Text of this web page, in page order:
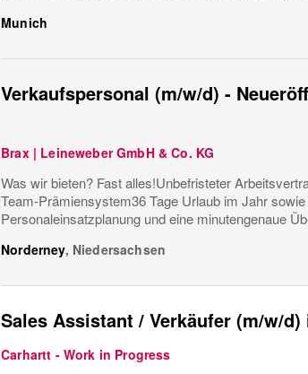
Munich
Verkaufspersonal (m/w/d) -
Brax | Leineweber GmbH & Co. KG
Was wir bieten? Fast alles!Unbefristeter
Team-Prämiensystem36 Tage Urlaub im Jahr
Personaleinsatzplanung und eine minutengenaue
Norderney, Niedersachsen
Sales Assistant / Verkäufer (m/w/d)
Carhartt - Work in Progress